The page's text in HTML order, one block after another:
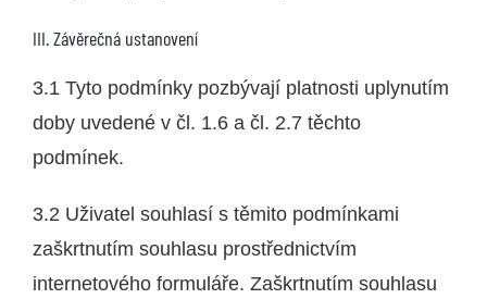
III. Závěrečná ustanovení
3.1 Tyto podmínky pozbývají platnosti uplynutím
doby uvedené v čl. 1.6 a čl. 2.7 těchto
podmínek.
3.2 Uživatel souhlasí s těmito podmínkami
zaškrtnutím souhlasu prostřednictvím
internetového formuláře. Zaškrtnutím souhlasu